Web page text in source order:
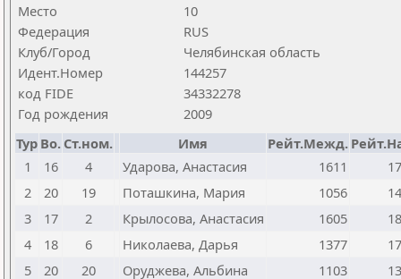
Место
10
Федерация
RUS
Клуб/Город
Челябинская область
Идент.Номер
144257
код FIDE
34332278
Год рождения
2009
Тур Bo. Ст.ном. Имя Рейт.Межд.
1
16 4 Ударова, Анастасия 1611
2
20 19 Поташкина, Мария 1056
3
17 2 Крылосова, Анастасия 1605
4
18 6 Николаева, Дарья 1377
5
20 20 Оруджева, Альбина 1103